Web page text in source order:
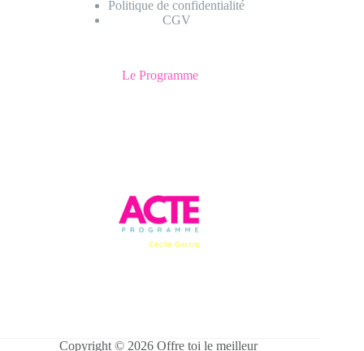
Politique de confidentialité
CGV
Le Programme
Copyright © 2026 Offre toi le meilleur